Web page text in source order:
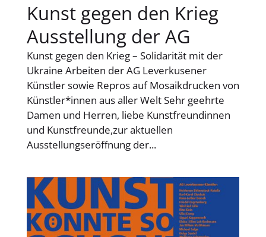
Kunst gegen den Krieg
Ausstellung der AG
Kunst gegen den Krieg – Solidarität mit der
Ukraine​ Arbeiten der AG Leverkusener
Künstler sowie Repros auf Mosaikdrucken von
Künstler*innen aus aller Welt Sehr geehrte
Damen und Herren, liebe Kunstfreundinnen
und Kunstfreunde,zur aktuellen
Ausstellungseröffnung der...